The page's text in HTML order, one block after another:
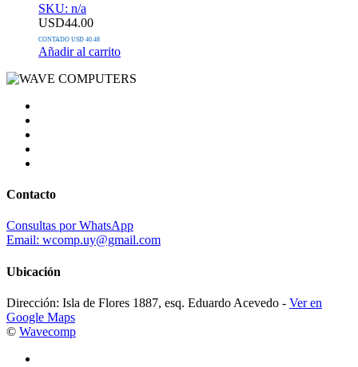
SKU: n/a
USD44.00
CONTADO USD 40.48
Añadir al carrito
Contacto
Consultas por WhatsApp
Email: wcomp.uy@gmail.com
Ubicación
Dirección: Isla de Flores 1887, esq. Eduardo Acevedo - Ver en
Google Maps
© Wavecomp